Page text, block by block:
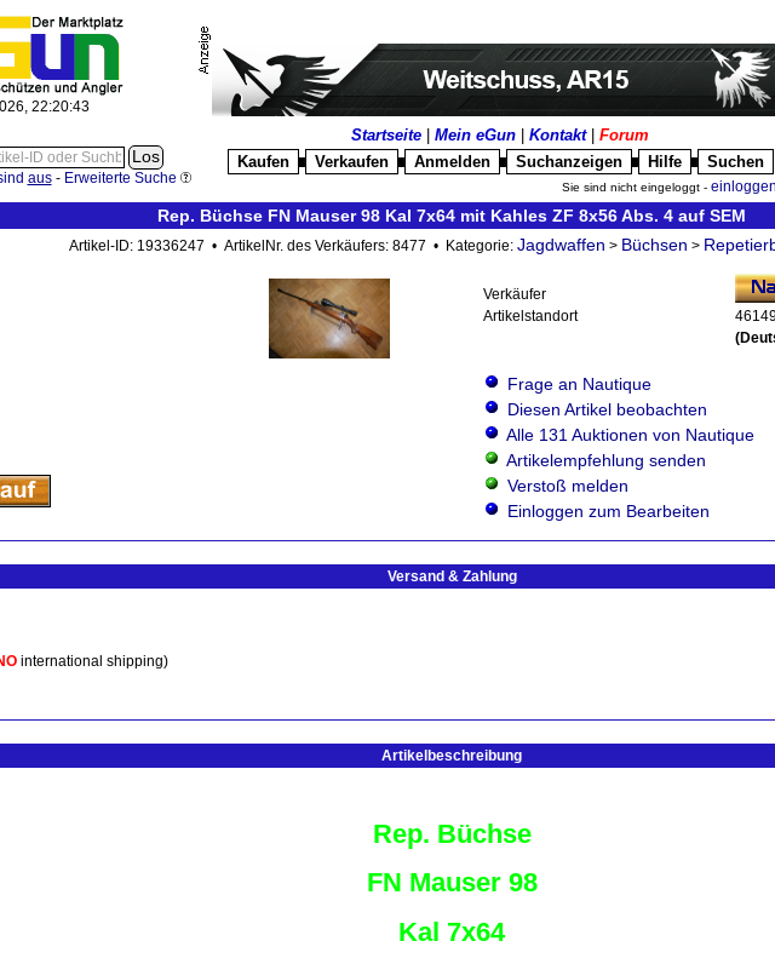
22:20:47
aus- Erweiterte Suche
Startseite Mein eGun Kontakt| Forum
Kaufen
Verkaufen Anmelden Suchanzeigen Hilfe Suchen
Sie sind nicht eingeloggt - einloggen
Rep. Büchse FN Mauser 98 Kal 7x64 mit Kahles ZF 8x56 Abs. 4 auf SEM
Artikel-ID: 19336247 • ArtikelNr. des Verkäufers: 8477 • Kategorie: Jagdwaffen > Büchsen >
Verkäufer
Artikelstandort
Frage an Nautique
Diesen Artikel beobachten
Alle 131 Auktionen von Nautique
Artikelempfehlung senden
Verstoß melden
Einloggen zum Bearbeiten
Versand & Zahlung
international shipping)
Artikelbeschreibung
Rep. Büchse
FN Mauser 98
Kal 7x64